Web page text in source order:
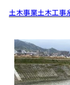
土木事業土木工事